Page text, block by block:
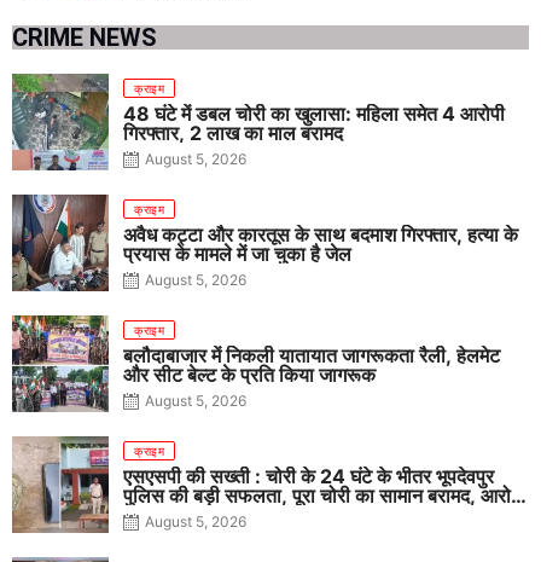
CRIME NEWS
क्राइम
48 घंटे में डबल चोरी का खुलासा: महिला समेत 4 आरोपी
गिरफ्तार, 2 लाख का माल बरामद
August 5, 2026
क्राइम
अवैध कट्टा और कारतूस के साथ बदमाश गिरफ्तार, हत्या के
प्रयास के मामले में जा चुका है जेल
August 5, 2026
क्राइम
बलौदाबाजार में निकली यातायात जागरूकता रैली, हेलमेट
और सीट बेल्ट के प्रति किया जागरूक
August 5, 2026
क्राइम
एसएसपी की सख्ती : चोरी के 24 घंटे के भीतर भूपदेवपुर
पुलिस की बड़ी सफलता, पूरा चोरी का सामान बरामद, आरोपी
गिरफ्तार
August 5, 2026